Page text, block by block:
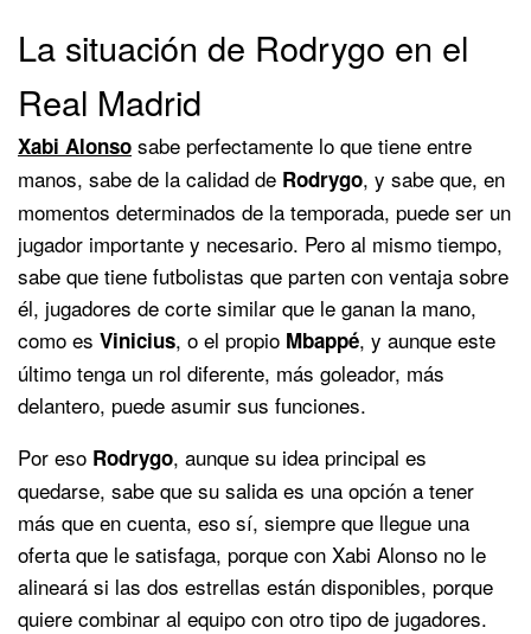
La situación de Rodrygo en el
Real Madrid
Xabi Alonso sabe perfectamente lo que tiene entre
manos, sabe de la calidad de Rodrygo, y sabe que, en
momentos determinados de la temporada, puede ser un
jugador importante y necesario. Pero al mismo tiempo,
sabe que tiene futbolistas que parten con ventaja sobre
él, jugadores de corte similar que le ganan la mano,
como es Vinicius, o el propio Mbappé, y aunque este
último tenga un rol diferente, más goleador, más
delantero, puede asumir sus funciones.
Por eso Rodrygo, aunque su idea principal es
quedarse, sabe que su salida es una opción a tener
más que en cuenta, eso sí, siempre que llegue una
oferta que le satisfaga, porque con Xabi Alonso no le
alineará si las dos estrellas están disponibles, porque
quiere combinar al equipo con otro tipo de jugadores.